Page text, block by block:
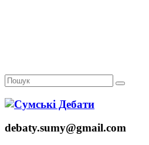
debaty.sumy@gmail.com